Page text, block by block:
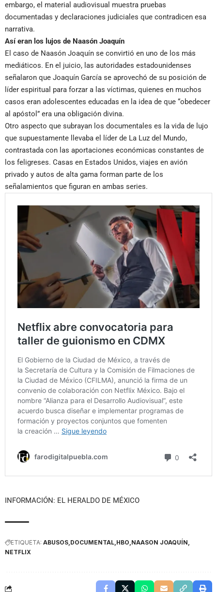
embargo, el material audiovisual muestra pruebas
documentadas y declaraciones judiciales que contradicen esa
narrativa.
Así eran los lujos de Naasón Joaquín
El caso de Naasón Joaquín se convirtió en uno de los más
mediáticos. En el juicio, las autoridades estadounidenses
señalaron que Joaquín García se aprovechó de su posición de
líder espiritual para forzar a las víctimas, quienes en muchos
casos eran adolescentes educadas en la idea de que “obedecer
al apóstol” era una obligación divina.
Otro aspecto que subrayan los documentales es la vida de lujo
que supuestamente llevaba el líder de La Luz del Mundo,
contrastada con las aportaciones económicas constantes de
los feligreses. Casas en Estados Unidos, viajes en avión
privado y autos de alta gama forman parte de los
señalamientos que figuran en ambas series.
INFORMACIÓN: EL HERALDO DE MÉXICO
ETIQUETA: ABUSOS DOCUMENTAL HBO NAASON JOAQUÍN
NETFLIX